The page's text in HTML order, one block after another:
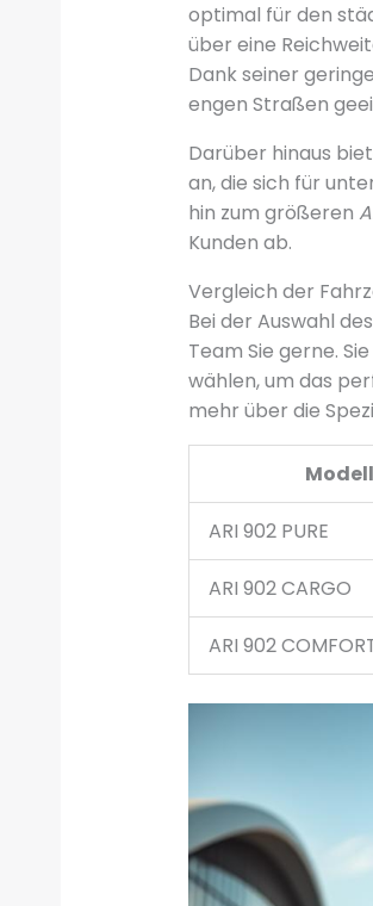
optimal für den
über eine
Dank seiner
engen Straßen
Darüber hinaus
an, die sich für
hin zum größeren
Kunden ab.
Vergleich der
Bei der Auswahl
Team Sie gerne.
wählen, um das
mehr über die
Modell
ARI 902 PURE
ARI 902 CARGO
ARI 902